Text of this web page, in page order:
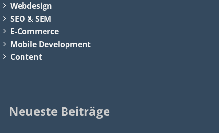
Webdesign
SEO &SEM
E-Commerce
Mobile Development
Content
Neueste Beiträge